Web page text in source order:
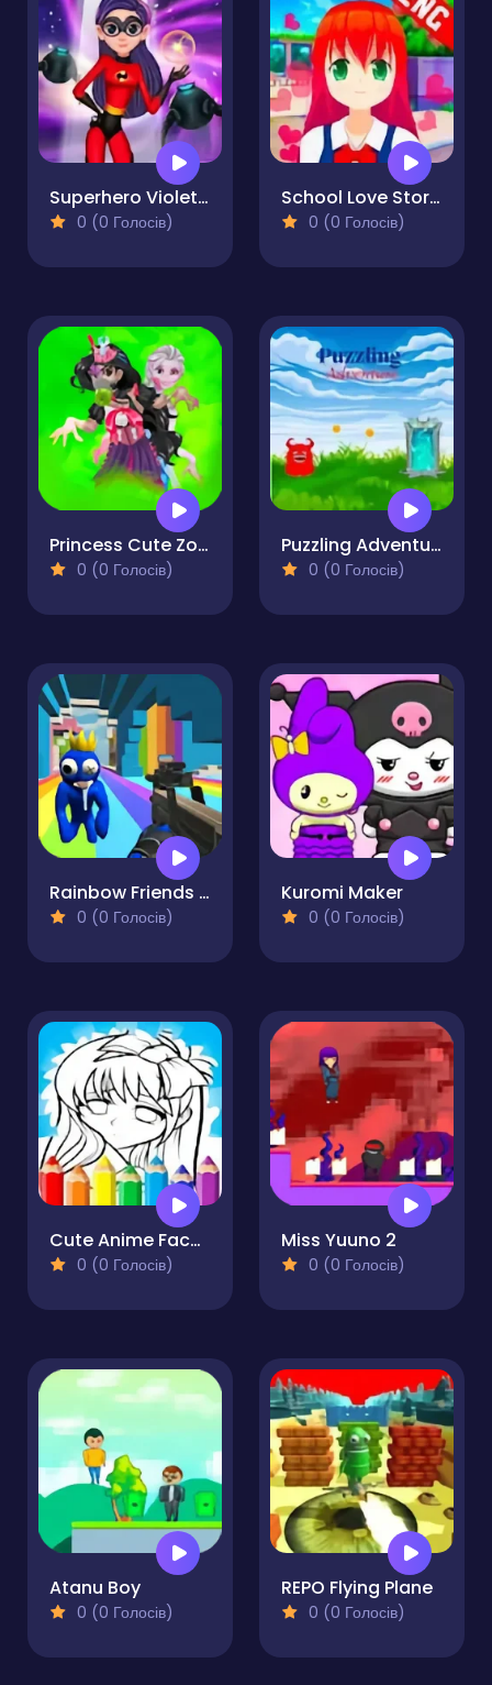
Superhero Violet Fashion Shoot
0 (0 Голосів)
School Love Story # 1
0 (0 Голосів)
Princess Cute Zombies April Fun
0 (0 Голосів)
Puzzling Adventure
0 (0 Голосів)
Rainbow Friends Swarm
0 (0 Голосів)
Kuromi Maker
0 (0 Голосів)
Cute Anime Face Girls Coloring Pages
0 (0 Голосів)
Miss Yuuno 2
0 (0 Голосів)
Atanu Boy
0 (0 Голосів)
REPO Flying Plane
0 (0 Голосів)